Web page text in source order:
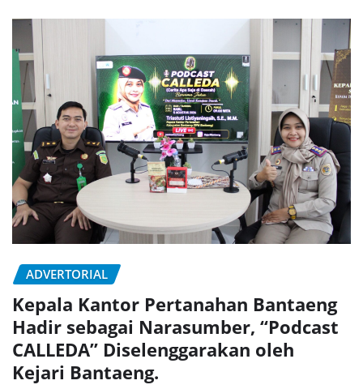
ADVERTORIAL
Kepala Kantor Pertanahan Bantaeng
Hadir sebagai Narasumber, “Podcast
CALLEDA” Diselenggarakan oleh
Kejari Bantaeng.